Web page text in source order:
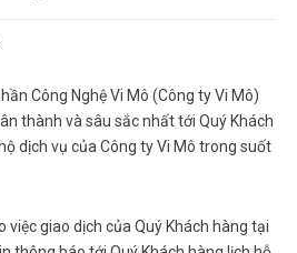
Công Nghệ Vi Mô (Công ty Vi Mô)
thành và sâu sắc nhất tới Quý Khách
dịch vụ của Công ty Vi Mô trong suốt
giao dịch của Quý Khách hàng tại